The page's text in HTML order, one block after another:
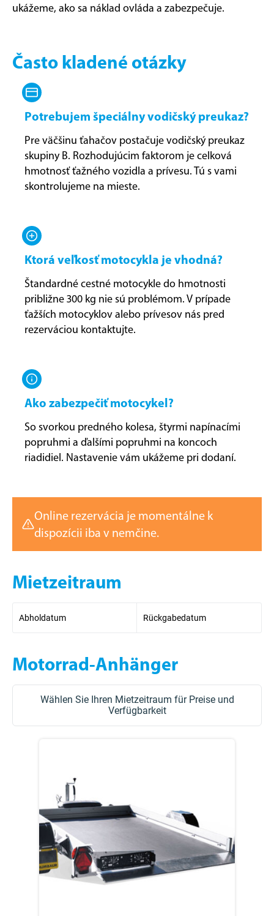
ukážeme, ako sa náklad ovláda a zabezpečuje.
Často kladené otázky
Potrebujem špeciálny vodičský preukaz?
Pre väčšinu ťahačov postačuje vodičský preukaz
skupiny B. Rozhodujúcim faktorom je celková
hmotnosť ťažného vozidla a prívesu. Tú s vami
skontrolujeme na mieste.
Ktorá veľkosť motocykla je vhodná?
Štandardné cestné motocykle do hmotnosti
približne 300 kg nie sú problémom. V prípade
ťažších motocyklov alebo prívesov nás pred
rezerváciou kontaktujte.
Ako zabezpečiť motocykel?
So svorkou predného kolesa, štyrmi napínacími
popruhmi a ďalšími popruhmi na koncoch
riadidiel. Nastavenie vám ukážeme pri dodaní.
Online rezervácia je momentálne k
dispozícii iba v nemčine.
Mietzeitraum
Abholdatum Rückgabedatum
Motorrad-Anhänger
Wählen Sie Ihren Mietzeitraum für Preise und
Verfügbarkeit